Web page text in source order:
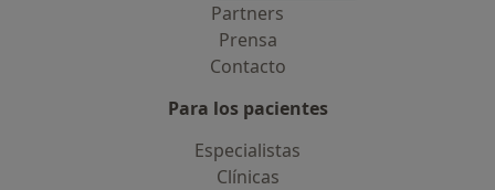
Partners
Prensa
Contacto
Para los pacientes
Especialistas
Clínicas